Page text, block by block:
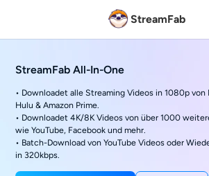
StreamFab
StreamFab All-In-One
• Downloadet alle Streaming Videos in 1080p von
Hulu & Amazon Prime.
• Downloadet 4K/8K Videos von über 1000
wie YouTube, Facebook und mehr.
• Batch-Download von YouTube Videos oder
in 320kbps.